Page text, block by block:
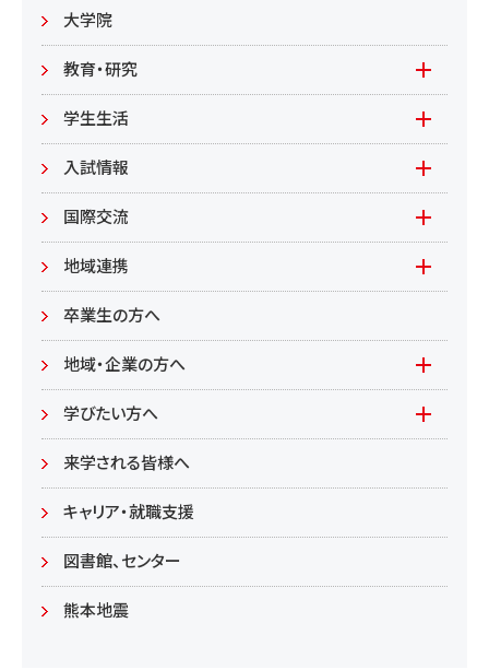
教職員募集
教職員募集（教員）
文学部
日文
英米
環境資源
居住環境
食健康
教育/学部・大学院
大学院
教育・研究
教育
地域連携型学生研究(旧学生GP)
もやいすと育成プログラム
学生生活
在学生の方へ
入試情報
入試情報(学部)
入試情報(大学院)
国際交流
Global Lounge
地域連携
公開講座
卒業生の方へ
地域・企業の方へ
学びたい方へ(生涯学習)
学びたい方へ
学部
大学院
来学される皆様へ
キャリア・就職支援
図書館、センター
熊本地震